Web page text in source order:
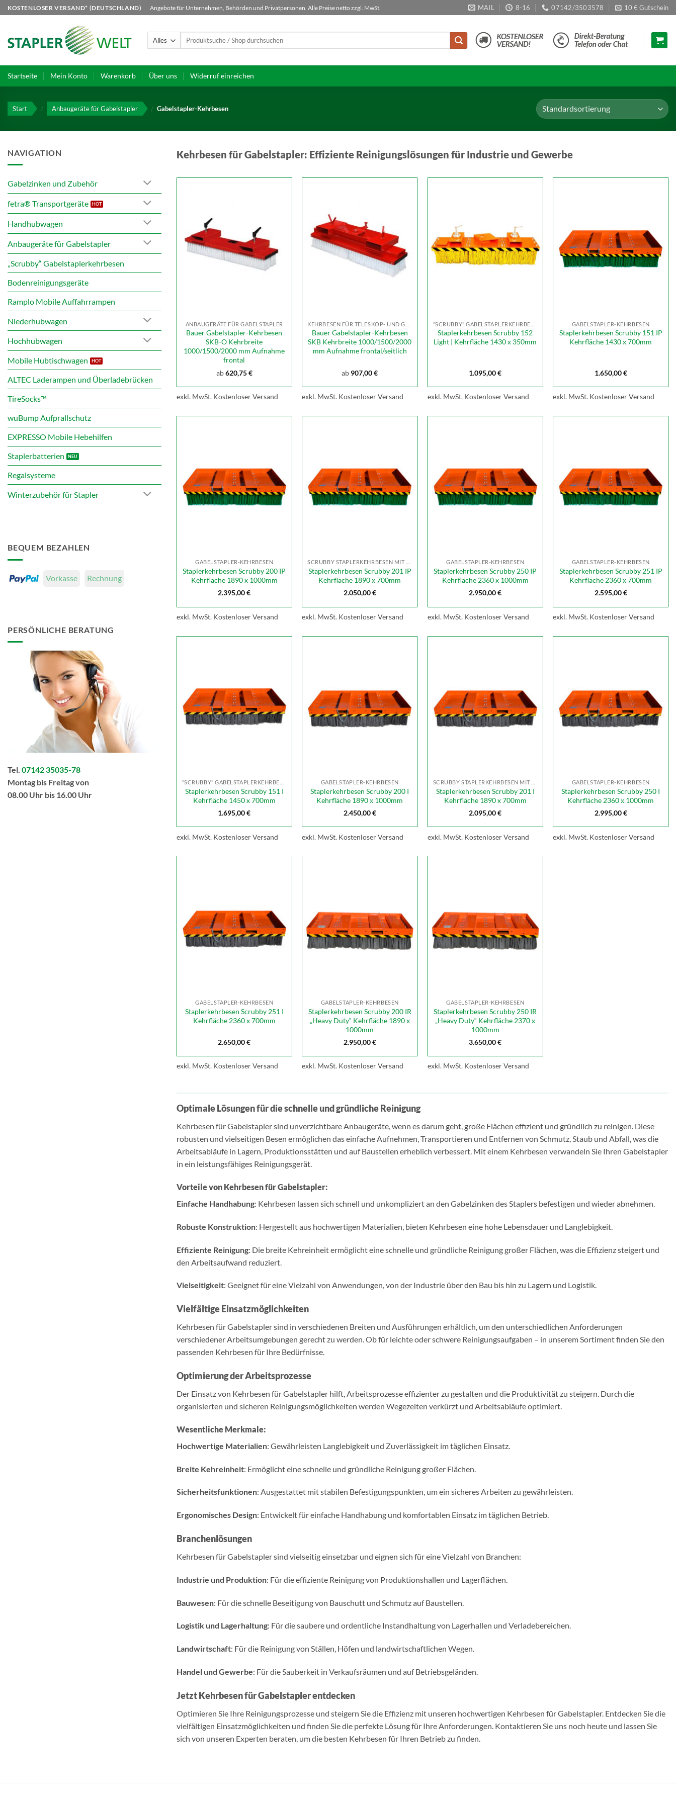
Zum
Inhalt
KOSTENLOSER VERSAND* (DEUTSCHLAND) Angebote für Unternehmen, Behörden und Privatpersonen. Alle Preise netto zzgl. MwSt. MAIL 8-16 07142/3503578 10 € Gutschein
Suchen
Startseite Mein Konto Warenkorb Über uns Widerruf einreichen
Start / Anbaugeräte für Gabelstapler / Gabelstapler-Kehrbesen
NAVIGATION
Gabelzinken und Zubehör
fetra® Transportgeräte
Handhubwagen
Anbaugeräte für Gabelstapler
„Scrubby“ Gabelstaplerkehrbesen
Bodenreinigungsgeräte
Ramplo Mobile Auffahrrampen
Niederhubwagen
Hochhubwagen
Mobile Hubtischwagen
ALTEC Laderampen und Überladebrücken
TireSocks™
wuBump Aufprallschutz
EXPRESSO Mobile Hebehilfen
Staplerbatterien
Regalsysteme
Winterzubehör für Stapler
BEQUEM BEZAHLEN
Vorkasse Rechnung
PERSÖNLICHE BERATUNG
Tel. 07142 35035-78
Montag bis Freitag von
08.00 Uhr bis 16.00 Uhr
Kehrbesen für Gabelstapler: Effiziente Reinigungslösungen für Industrie und Gewerbe
ANBAUGERÄTE FÜR GABELSTAPLER
Bauer Gabelstapler-Kehrbesen
SKB-O Kehrbreite
1000/1500/2000 mm Aufnahme
frontal
ab620,75€
exkl. MwSt. Kostenloser Versand
Bauer Gabelstapler-Kehrbesen
SKB Kehrbreite 1000/1500/2000
mm Aufnahme frontal/seitlich
ab 907,00€
exkl. MwSt. Kostenloser Versand
Staplerkehrbesen Scrubby 152
Light | Kehrfläche 1430 x 350mm
1.095,00€
exkl. MwSt. Kostenloser Versand
GABELSTAPLER-KEHRBESEN
Staplerkehrbesen Scrubby 151 IP
Kehrfläche 1430 x 700mm
1.650,00€
exkl. MwSt. Kostenloser Versand
GABELSTAPLER-KEHRBESEN
Staplerkehrbesen Scrubby 200 IP
Kehrfläche 1890 x 1000mm
2.395,00€
exkl. MwSt. Kostenloser Versand
Staplerkehrbesen Scrubby 201 IP
Kehrfläche 1890 x 700mm
2.050,00€
exkl. MwSt. Kostenloser Versand
GABELSTAPLER-KEHRBESEN
Staplerkehrbesen Scrubby 250 IP
Kehrfläche 2360 x 1000mm
2.950,00€
exkl. MwSt. Kostenloser Versand
GABELSTAPLER-KEHRBESEN
Staplerkehrbesen Scrubby 251 IP
Kehrfläche 2360 x 700mm
2.595,00€
exkl. MwSt. Kostenloser Versand
Staplerkehrbesen Scrubby 151 I
Kehrfläche 1450 x 700mm
1.695,00€
exkl. MwSt. Kostenloser Versand
GABELSTAPLER-KEHRBESEN
Staplerkehrbesen Scrubby 200 I
Kehrfläche 1890 x 1000mm
2.450,00€
exkl. MwSt. Kostenloser Versand
Staplerkehrbesen Scrubby 201 I
Kehrfläche 1890 x 700mm
2.095,00€
exkl. MwSt. Kostenloser Versand
GABELSTAPLER-KEHRBESEN
Staplerkehrbesen Scrubby 250 I
Kehrfläche 2360 x 1000mm
2.995,00€
exkl. MwSt. Kostenloser Versand
GABELSTAPLER-KEHRBESEN
Staplerkehrbesen Scrubby 251 I
Kehrfläche 2360 x 700mm
2.650,00€
exkl. MwSt. Kostenloser Versand
GABELSTAPLER-KEHRBESEN
Staplerkehrbesen Scrubby 200 IR
„Heavy Duty“ Kehrfläche 1890 x
1000mm
2.950,00€
exkl. MwSt. Kostenloser Versand
GABELSTAPLER-KEHRBESEN
Staplerkehrbesen Scrubby 250 IR
„Heavy Duty“ Kehrfläche 2370 x
1000mm
3.650,00€
exkl. MwSt. Kostenloser Versand
Optimale Lösungen für die schnelle und gründliche Reinigung
Kehrbesen für Gabelstapler sind unverzichtbare Anbaugeräte, wenn es darum geht, große Flächen effizient und gründlich zu reinigen. Diese
robusten und vielseitigen Besen ermöglichen das einfache Aufnehmen, Transportieren und Entfernen von Schmutz, Staub und Abfall, was die
Arbeitsabläufe in Lagern, Produktionsstätten und auf Baustellen erheblich verbessert. Mit einem Kehrbesen verwandeln Sie Ihren Gabelstapler
in ein leistungsfähiges Reinigungsgerät.
Vorteile von Kehrbesen für Gabelstapler:
Einfache Handhabung: Kehrbesen lassen sich schnell und unkompliziert an den Gabelzinken des Staplers befestigen und wieder abnehmen.
Robuste Konstruktion: Hergestellt aus hochwertigen Materialien, bieten Kehrbesen eine hohe Lebensdauer und Langlebigkeit.
Effiziente Reinigung: Die breite Kehreinheit ermöglicht eine schnelle und gründliche Reinigung großer Flächen, was die Effizienz steigert und
den Arbeitsaufwand reduziert.
Vielseitigkeit: Geeignet für eine Vielzahl von Anwendungen, von der Industrie über den Bau bis hin zu Lagern und Logistik.
Vielfältige Einsatzmöglichkeiten
Kehrbesen für Gabelstapler sind in verschiedenen Breiten und Ausführungen erhältlich, um den unterschiedlichen Anforderungen
verschiedener Arbeitsumgebungen gerecht zu werden. Ob für leichte oder schwere Reinigungsaufgaben – in unserem Sortiment finden Sie den
passenden Kehrbesen für Ihre Bedürfnisse.
Optimierung der Arbeitsprozesse
Der Einsatz von Kehrbesen für Gabelstapler hilft, Arbeitsprozesse effizienter zu gestalten und die Produktivität zu steigern. Durch die
organisierten und sicheren Reinigungsmöglichkeiten werden Wegezeiten verkürzt und Arbeitsabläufe optimiert.
Wesentliche Merkmale:
Hochwertige Materialien: Gewährleisten Langlebigkeit und Zuverlässigkeit im täglichen Einsatz.
Breite Kehreinheit: Ermöglicht eine schnelle und gründliche Reinigung großer Flächen.
Sicherheitsfunktionen: Ausgestattet mit stabilen Befestigungspunkten, um ein sicheres Arbeiten zu gewährleisten.
Ergonomisches Design: Entwickelt für einfache Handhabung und komfortablen Einsatz im täglichen Betrieb.
Branchenlösungen
Kehrbesen für Gabelstapler sind vielseitig einsetzbar und eignen sich für eine Vielzahl von Branchen:
Industrie und Produktion: Für die effiziente Reinigung von Produktionshallen und Lagerflächen.
Bauwesen: Für die schnelle Beseitigung von Bauschutt und Schmutz auf Baustellen.
Logistik und Lagerhaltung: Für die saubere und ordentliche Instandhaltung von Lagerhallen und Verladebereichen.
Landwirtschaft: Für die Reinigung von Ställen, Höfen und landwirtschaftlichen Wegen.
Handel und Gewerbe: Für die Sauberkeit in Verkaufsräumen und auf Betriebsgeländen.
Jetzt Kehrbesen für Gabelstapler entdecken
Optimieren Sie Ihre Reinigungsprozesse und steigern Sie die Effizienz mit unseren hochwertigen Kehrbesen für Gabelstapler. Entdecken Sie die
vielfältigen Einsatzmöglichkeiten und finden Sie die perfekte Lösung für Ihre Anforderungen. Kontaktieren Sie uns noch heute und lassen Sie
sich von unseren Experten beraten, um die besten Kehrbesen für Ihren Betrieb zu finden.